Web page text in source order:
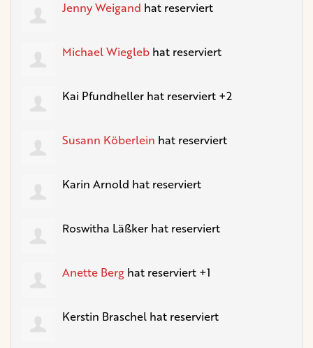
Jenny Weigand hat reserviert
Michael Wiegleb hat reserviert
Kai Pfundheller hat reserviert +2
Susann Köberlein hat reserviert
Karin Arnold hat reserviert
Roswitha Läßker hat reserviert
Anette Berg hat reserviert +1
Kerstin Braschel hat reserviert